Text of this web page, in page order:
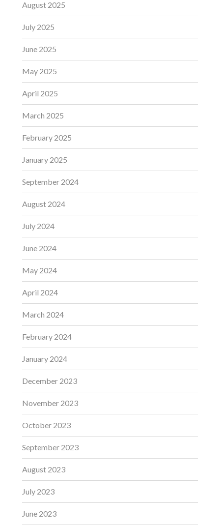
August 2025
July 2025
June 2025
May 2025
April 2025
March 2025
February 2025
January 2025
September 2024
August 2024
July 2024
June 2024
May 2024
April 2024
March 2024
February 2024
January 2024
December 2023
November 2023
October 2023
September 2023
August 2023
July 2023
June 2023